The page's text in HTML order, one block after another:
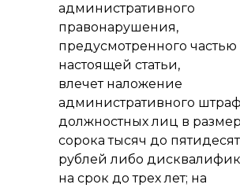
административного
правонарушения,
предусмотренного частью
настоящей статьи,
влечет наложение
административного
должностных лиц в
сорока тысяч до
рублей либо
на срок до трех лет; на